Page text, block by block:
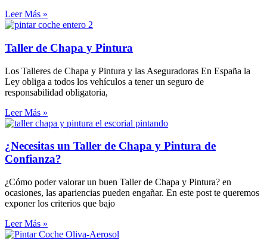
Leer Más »
Taller de Chapa y Pintura
Los Talleres de Chapa y Pintura y las Aseguradoras En España la
Ley obliga a todos los vehículos a tener un seguro de
responsabilidad obligatoria,
Leer Más »
¿Necesitas un Taller de Chapa y Pintura de
Confianza?
¿Cómo poder valorar un buen Taller de Chapa y Pintura? en
ocasiones, las apariencias pueden engañar. En este post te queremos
exponer los criterios que bajo
Leer Más »